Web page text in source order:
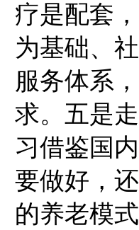
疗是配套
为基础、
服务体系
求。五是
习借鉴国
要做好，
的养老模